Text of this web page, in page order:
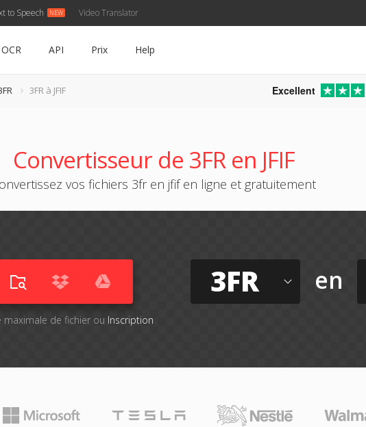
to Speech Video Translator
OCR API Prix Help
3FR à JFIF Excellent
Convertisseur de 3FR en JFIF
vos fichiers 3fr en jfif en ligne et gratuitement
maximale de fichier ou Inscription
3FR en